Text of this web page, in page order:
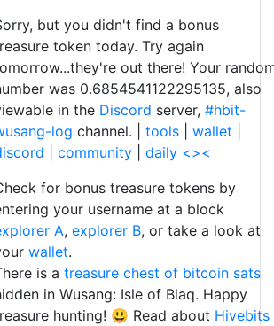
but you didn't find a bonus
token today. Try again
out there! Your
was 0.6854541122295135, also
in the Discord server, #hbit-
log channel. | tools wallet
community
daily <><
for bonus treasure tokens by
your username at a block
A, explorer B, or take a look at
wallet.
is a treasure chest of bitcoin sats
in Wusang: Isle of Blaq. Happy
hunting! 😃 Read about Hivebits